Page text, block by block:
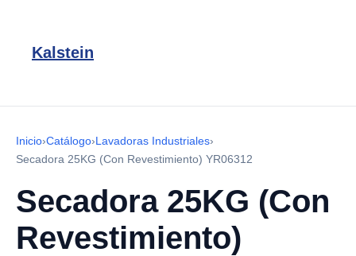
Kalstein
Inicio›Catálogo›Lavadoras Industriales›
Secadora 25KG (Con Revestimiento) YR06312
Secadora 25KG (Con
Revestimiento)